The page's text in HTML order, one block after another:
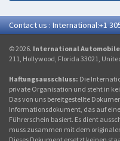
Contact us : International:+1
© 2026. International
211, Hollywood, Florida 33021,
Haftungsausschluss: Die
private Organisation und steht in
Das von uns bereitgestellte
Informationsdokument, das auf
Führerschein basiert. Es dient
muss zusammen mit dem